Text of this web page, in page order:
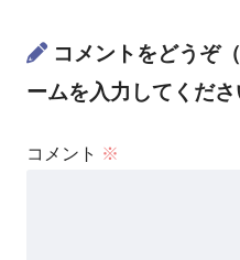
コメントをどうぞ
ームを入力してくださ
コメント ※